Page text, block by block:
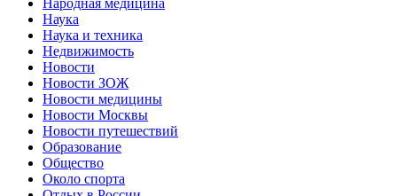
Наука
Наука и техника
Недвижимость
Новости
Новости ЗОЖ
Новости медицины
Новости Москвы
Новости путешествий
Образование
Общество
Около спорта